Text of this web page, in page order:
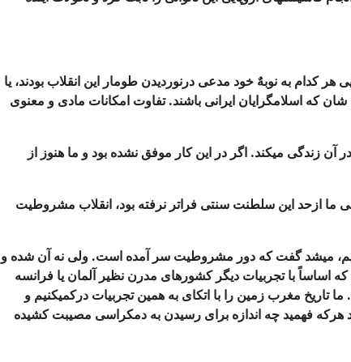
هر كدام به نوبهٌ خود مدعی درنوردیدن طومار این انقلاب بودند، یا
كه اسلامگرایان ایرانی باشند. تفاوت امكانات مادی و معنوی
انقلاب 1906 ایران را قاطعاً به جهانی وارد كرد كه هنوزدر آن زندگی میكند. اگر در این كار موفق نشده بود و ما هنوز از
ما ازحد این سلطنت سنتی فراتر نرفته بود، انقلاب مشروطیت
میشد گفت كه دور مشروطیت سر آمده است. ولی نه آن شده و
اساساً با تجربیات دیگر كشورهای مدرن نظیر آلمان یا فرانسه
ما تاریخ مغرب زمین را با اتكای به همین تجربیات دركمیكنیم و
هركه فهمید چه اندازه برای رسیدن به دمكراسی مصیبت كشیده